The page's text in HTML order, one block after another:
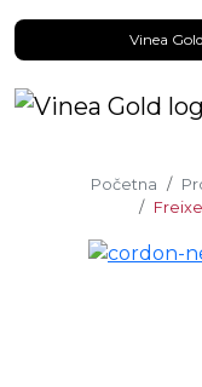
Vinea
Početna